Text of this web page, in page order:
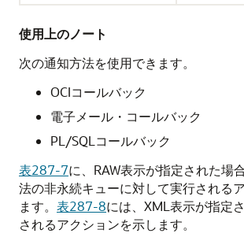
使用上のノート
次の通知方法を使用できます。
OCIコールバック
電子メール・コールバック
PL/SQLコールバック
表287-7に、RAW表示が指定された場
法の非永続キューに対して実行される
ます。 表287-8には、XML表示が指定
されるアクションを示します。